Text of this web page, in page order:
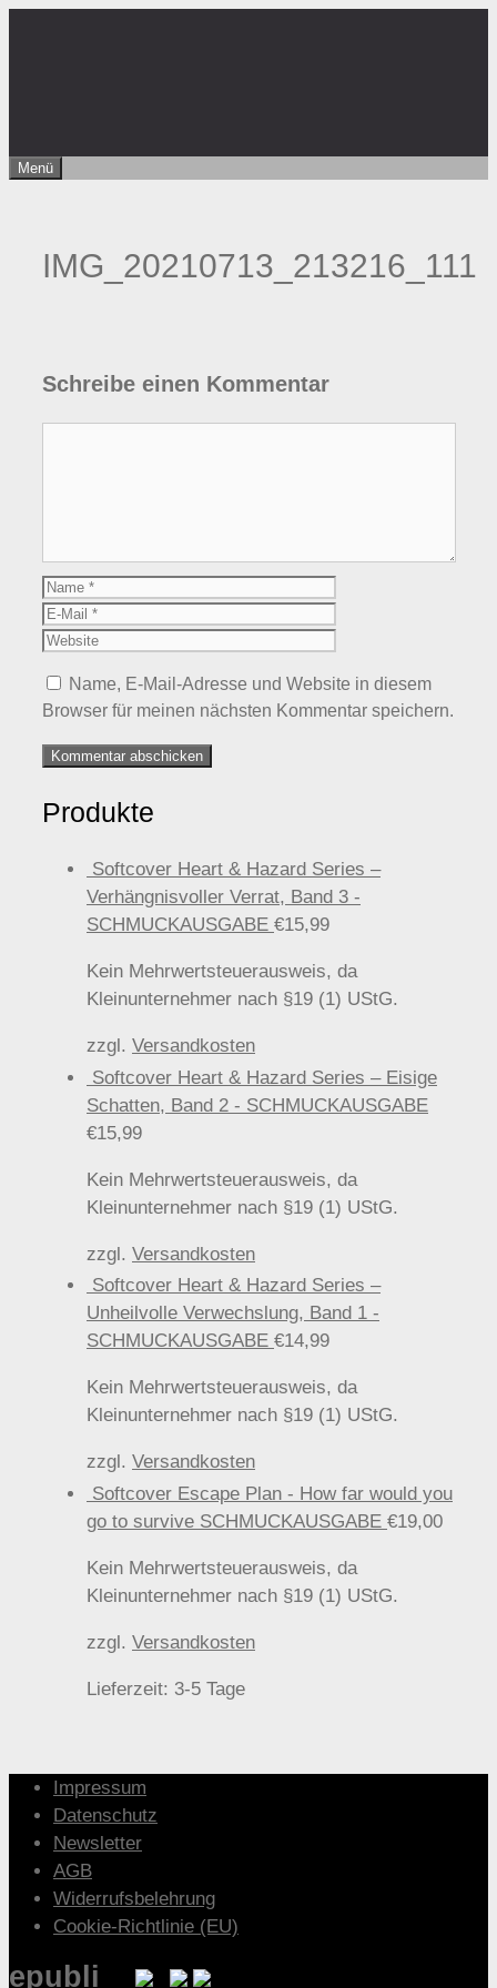
Menü
IMG_20210713_213216_111
Schreibe einen Kommentar
Name
Name, E-Mail-Adresse und Website in diesem
Browser für meinen nächsten Kommentar speichern.
Produkte
Softcover Heart & Hazard Series –
Verhängnisvoller Verrat, Band 3 -
SCHMUCKAUSGABE €15,99
Kein Mehrwertsteuerausweis, da
Kleinunternehmer nach §19 (1) UStG.
zzgl. Versandkosten
Softcover Heart & Hazard Series – Eisige
Schatten, Band 2 - SCHMUCKAUSGABE
€15,99
Kein Mehrwertsteuerausweis, da
Kleinunternehmer nach §19 (1) UStG.
zzgl. Versandkosten
Softcover Heart & Hazard Series –
Unheilvolle Verwechslung, Band 1 -
SCHMUCKAUSGABE €14,99
Kein Mehrwertsteuerausweis, da
Kleinunternehmer nach §19 (1) UStG.
zzgl. Versandkosten
Softcover Escape Plan - How far would you
go to survive SCHMUCKAUSGABE €19,00
Kein Mehrwertsteuerausweis, da
Kleinunternehmer nach §19 (1) UStG.
zzgl. Versandkosten
Lieferzeit: 3-5 Tage
Impressum
Datenschutz
Newsletter
AGB
Widerrufsbelehrung
Cookie-Richtlinie (EU)
epubli